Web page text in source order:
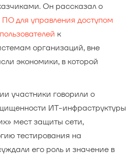
Он рассказал о
ПО для управления доступом
к
организаций, вне
экономики, в которой
участники говорили о
ИТ-инфраструктуры
мест защиты сети,
тестирования на
его роль и значение в